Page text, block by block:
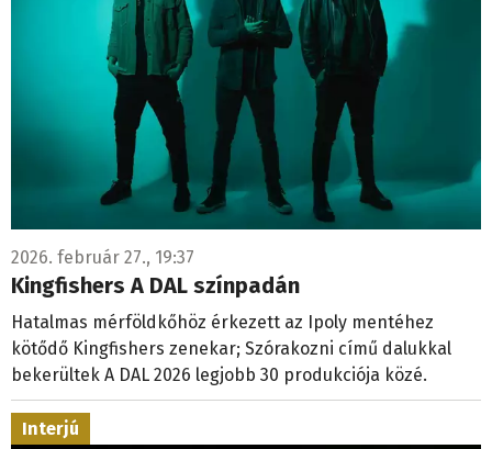
2026. február 27., 19:37
Kingfishers A DAL színpadán
Hatalmas mérföldkőhöz érkezett az Ipoly mentéhez
kötődő Kingfishers zenekar; Szórakozni című dalukkal
bekerültek A DAL 2026 legjobb 30 produkciója közé.
Interjú